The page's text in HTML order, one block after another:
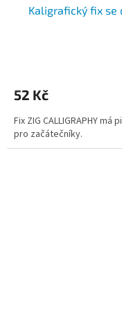
Kaligrafický fix
52 Kč
Fix ZIG CALLIGRAPHY
pro začátečníky.